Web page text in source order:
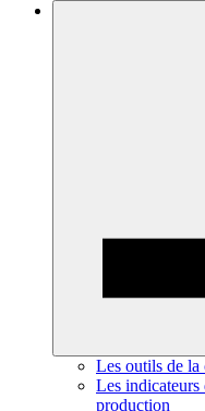
Les outils de la
Les indicateurs
production